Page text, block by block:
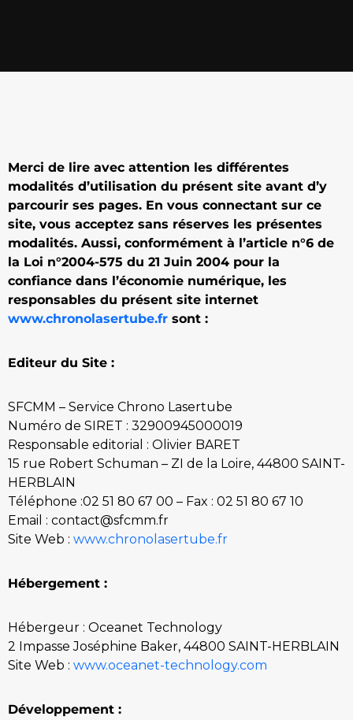
Merci de lire avec attention les différentes
modalités d’utilisation du présent site avant d’y
parcourir ses pages. En vous connectant sur ce
site, vous acceptez sans réserves les présentes
modalités. Aussi, conformément à l’article n°6 de
la Loi n°2004-575 du 21 Juin 2004 pour la
confiance dans l’économie numérique, les
responsables du présent site internet
www.chronolasertube.fr sont :
Editeur du Site :
SFCMM – Service Chrono Lasertube
Numéro de SIRET : 32900945000019
Responsable editorial : Olivier BARET
15 rue Robert Schuman – ZI de la Loire, 44800 SAINT-
HERBLAIN
Téléphone :02 51 80 67 00 – Fax : 02 51 80 67 10
Email : contact@sfcmm.fr
Site Web : www.chronolasertube.fr
Hébergement :
Hébergeur : Oceanet Technology
2 Impasse Joséphine Baker, 44800 SAINT-HERBLAIN
Site Web : www.oceanet-technology.com
Développement :